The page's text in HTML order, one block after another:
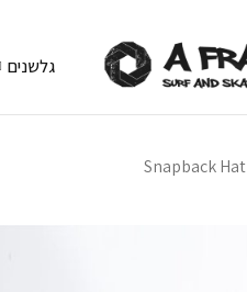
גלשנים
Snapback Hat